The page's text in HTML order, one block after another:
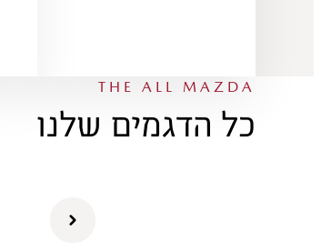
THE ALL MAZDA
כל הדגמים שלנו